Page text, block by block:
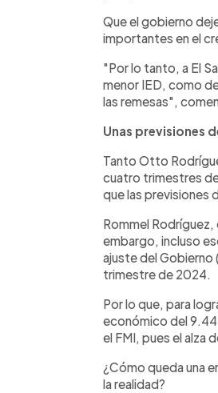
Que el gobierno
importantes en el
"Por lo tanto, a El
menor IED, como
las remesas",
Unas previsiones
Tanto Otto
cuatro trimestres
que las previsiones
Rommel
embargo, incluso
ajuste del Gobierno
trimestre de 2024.
Por lo que, para
económico del 9.44
el FMI, pues el alza
¿Cómo queda una
la realidad?